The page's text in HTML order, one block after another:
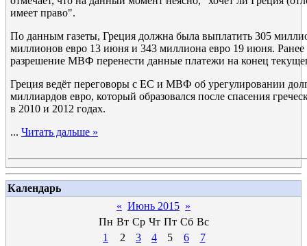
имеет право".
По данным газеты, Греция должна была выплатить 305
миллионов евро 13 июня и 343 миллиона евро 19 июня.
разрешение МВФ перенести данные платежи на конец
Греция ведёт переговоры с ЕС и МВФ об урегулировании
миллиардов евро, который образовался после спасения
в 2010 и 2012 годах.
... Читать дальше »
Календарь
« Июнь 2015 »
Пн Вт Ср Чт Пт Сб Вс
1
2 3 4 5 6
7